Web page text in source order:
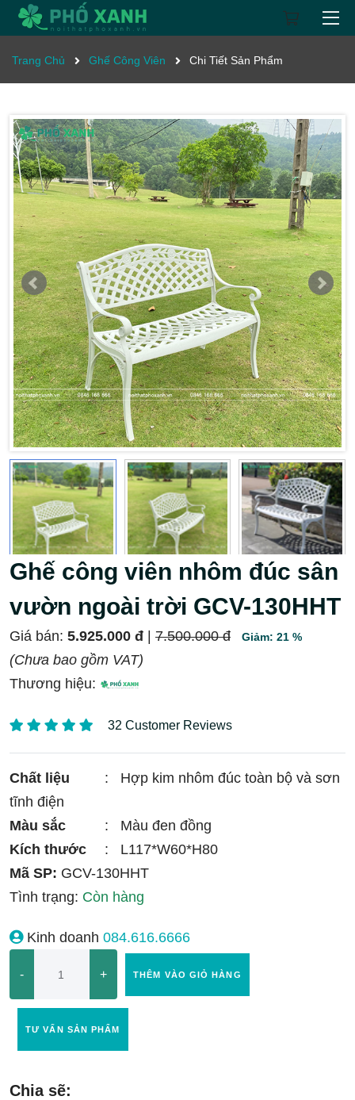
Trang Chủ Ghế Công Viên Chi Tiết Sản Phẩm
Ghế công viên nhôm đúc sân
vườn ngoài trời GCV-130HHT
Giá bán: 5.925.000 đ 7.500.000 đ Giảm: 21 %
(Chưa bao gồm VAT)
Thương hiệu:
32 Customer Reviews
Chất liệu :
Hợp kim nhôm đúc toàn bộ và sơn
tĩnh điện
Màu sắc
:
Màu đen đồng
Kích thước
:
L117*W60*H80
Mã SP: GCV-130HHT
Tình trạng: Còn hàng
Kinh doanh 084.616.6666
- + THÊM VÀO GIỎ HÀNG
TƯ VẤN SẢN PHẨM
Chia sẽ: